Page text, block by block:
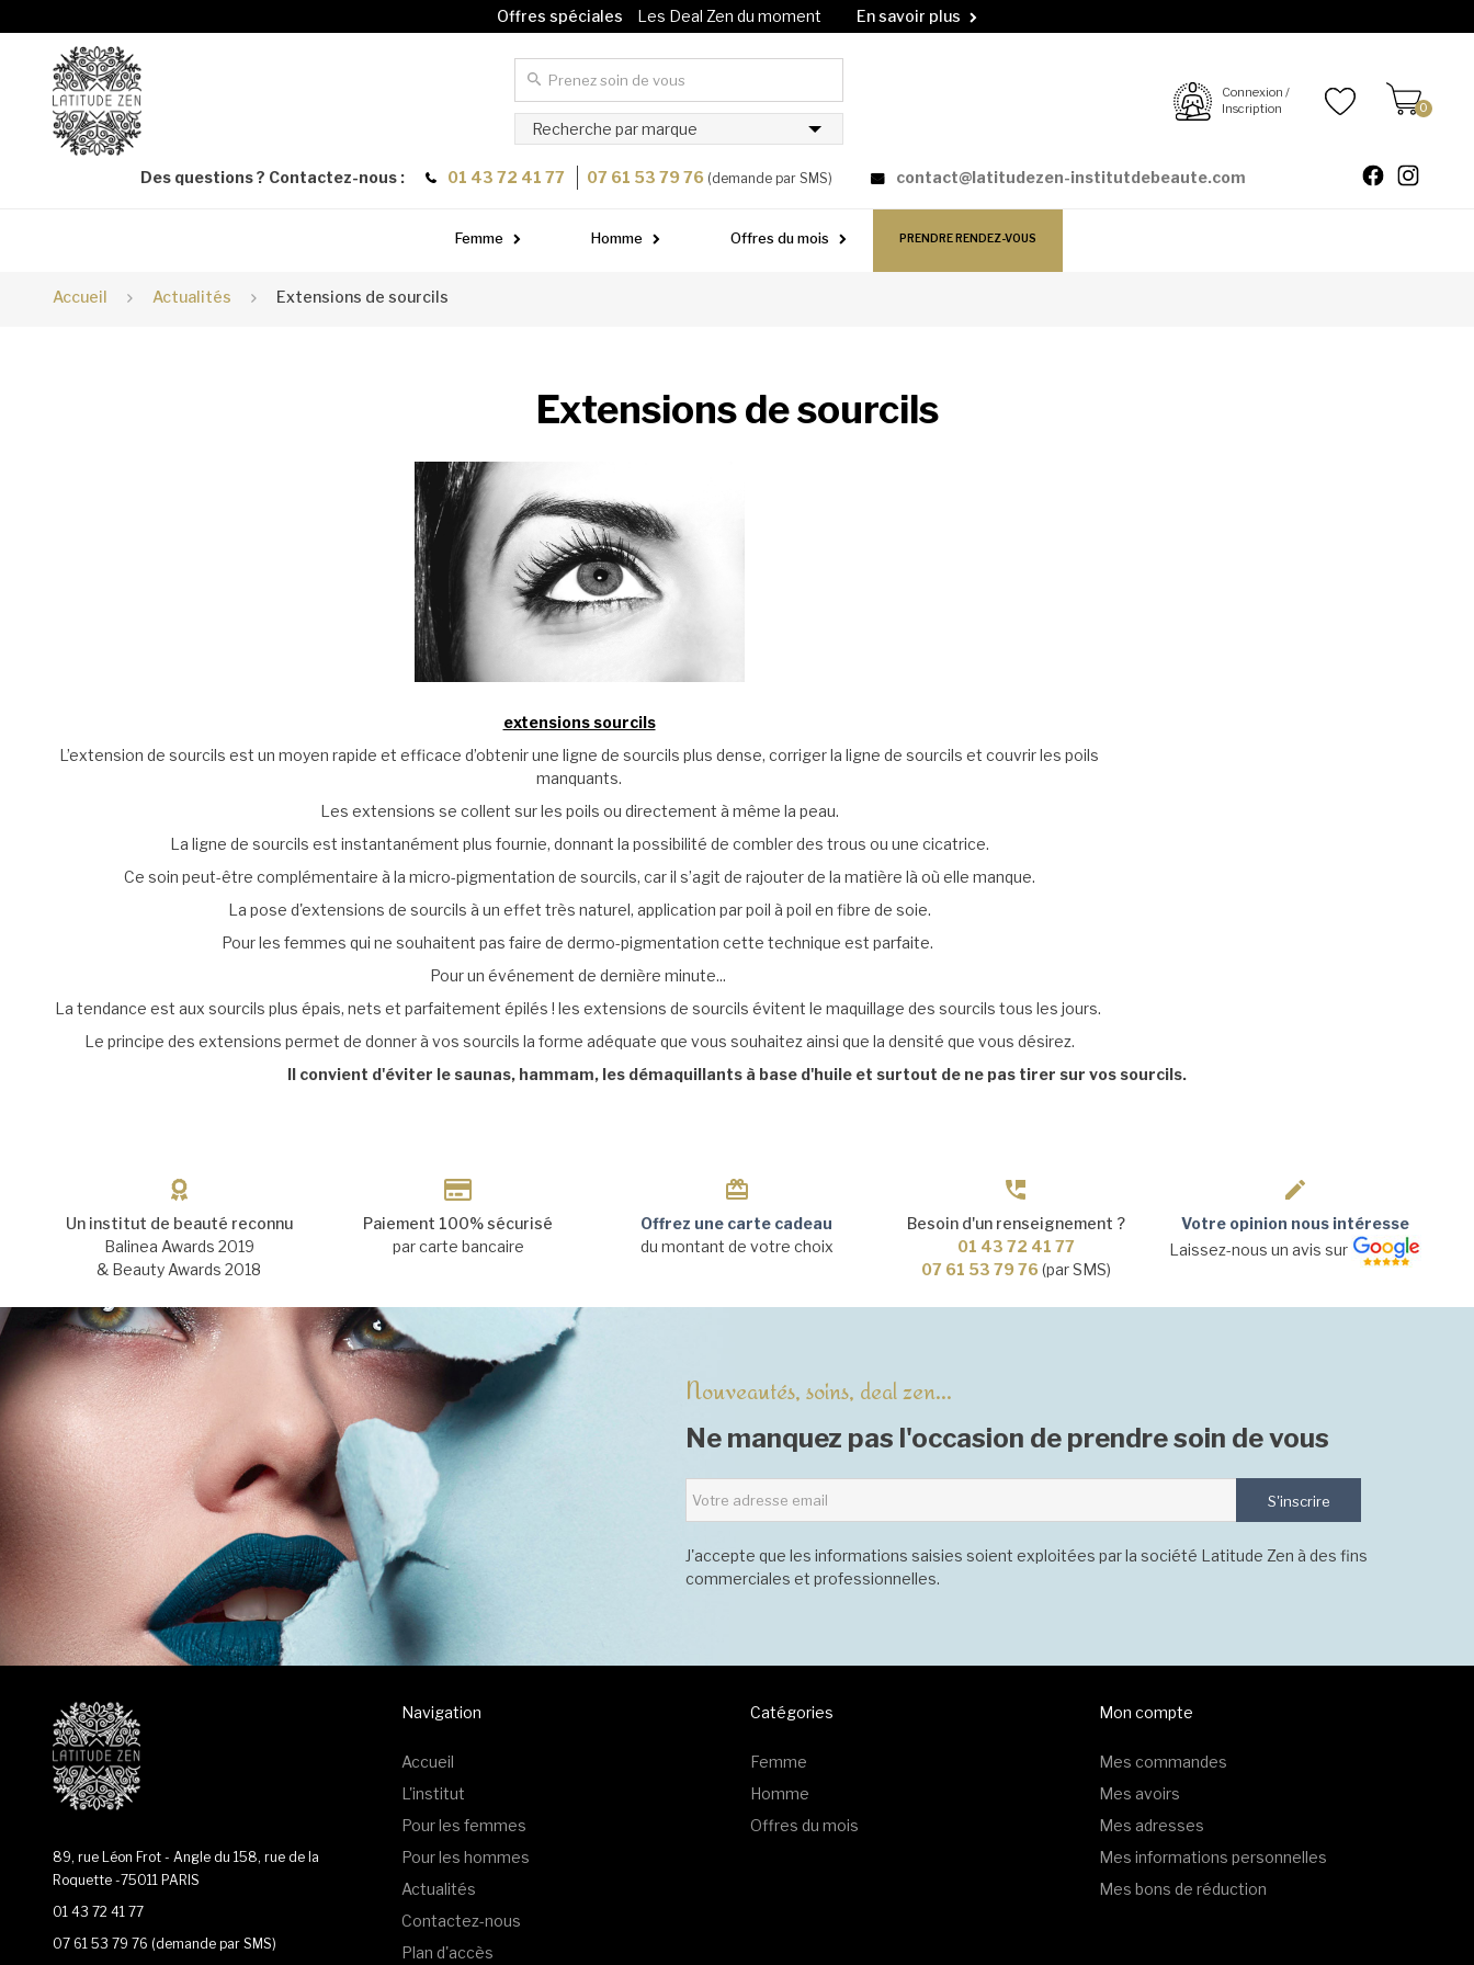
Offres spéciales Les Deal Zen du moment
En savoir plus
Des questions ? Contactez-nous : 01 43 72 41 77 07 61 53 79 76 (demande par SMS) contact@latitudezen-institutdebeaute.com
Recherche par marque
Connexion /
Inscription
0
Femme Homme Offres du mois PRENDRE RENDEZ-VOUS
Accueil Actualités Extensions de sourcils
Extensions de sourcils
extensions sourcils
L’extension de sourcils est un moyen rapide et efficace d’obtenir une ligne de sourcils plus dense, corriger la ligne de sourcils et couvrir les poils
manquants.
Les extensions se collent sur les poils ou directement à même la peau.
La ligne de sourcils est instantanément plus fournie, donnant la possibilité de combler des trous ou une cicatrice.
Ce soin peut-être complémentaire à la micro-pigmentation de sourcils, car il s’agit de rajouter de la matière là où elle manque.
La pose d'extensions de sourcils à un effet très naturel, application par poil à poil en fibre de soie.
Pour les femmes qui ne souhaitent pas faire de dermo-pigmentation cette technique est parfaite.
Pour un événement de dernière minute...
La tendance est aux sourcils plus épais, nets et parfaitement épilés ! les extensions de sourcils évitent le maquillage des sourcils tous les jours.
Le principe des extensions permet de donner à vos sourcils la forme adéquate que vous souhaitez ainsi que la densité que vous désirez.
Il convient d'éviter le saunas, hammam, les démaquillants à base d'huile et surtout de ne pas tirer sur vos sourcils.
Un institut de beauté reconnu
Balinea Awards 2019
& Beauty Awards 2018
Paiement 100% sécurisé
par carte bancaire
Offrez une carte cadeau
du montant de votre choix
Besoin d'un renseignement ?
01 43 72 41 77
07 61 53 79 76 (par SMS)
Votre opinion nous intéresse
Laissez-nous un avis sur
Nouveautés, soins, deal zen...
Ne manquez pas l'occasion de prendre soin de vous
S'inscrire
J'accepte que les informations saisies soient exploitées par la société Latitude Zen à des fins
commerciales et professionnelles.
89, rue Léon Frot - Angle du 158, rue de la
Roquette -75011 PARIS
01 43 72 41 77
07 61 53 79 76 (demande par SMS)
Navigation
Accueil
L'institut
Pour les femmes
Pour les hommes
Actualités
Contactez-nous
Plan d'accès
Catégories
Femme
Homme
Offres du mois
Mon compte
Mes commandes
Mes avoirs
Mes adresses
Mes informations personnelles
Mes bons de réduction